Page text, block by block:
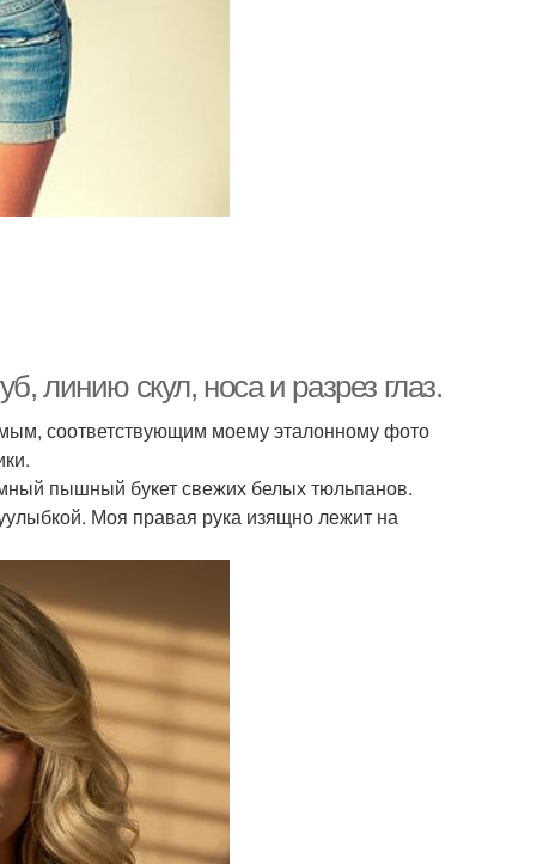
линию скул, носа и разрез глаз.
соответствующим моему эталонному фото
пышный букет свежих белых тюльпанов.
Моя правая рука изящно лежит на